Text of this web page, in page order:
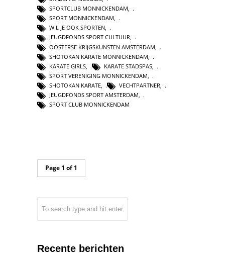
SPORTCLUB MONNICKENDAM,
SPORT MONNICKENDAM,
WIL JE OOK SPORTEN,
JEUGDFONDS SPORT CULTUUR,
OOSTERSE KRIJGSKUNSTEN AMSTERDAM
SHOTOKAN KARATE MONNICKENDAM
KARATE GIRLS
KARATE STADSPAS
SPORT VERENIGING MONNICKENDAM
SHOTOKAN KARATE
VECHTPARTNER
JEUGDFONDS SPORT AMSTERDAM
SPORT CLUB MONNICKENDAM
Page 1 of 1
Recente berichten